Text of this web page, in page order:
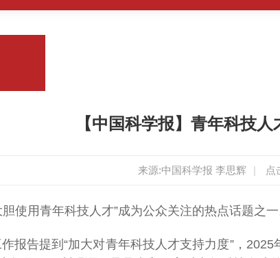
【中国科学报】青年科技
来源:中国科学报 李思辉 | 点
使用青年科技人才”成为公众关注的热点话题之一
报告提到“加大对青年科技人才支持力度”，